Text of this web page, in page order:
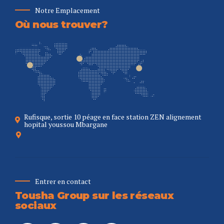
Notre Emplacement
Où nous trouver?
Rufisque, sortie 10 péage en face station ZEN alignement
hopital youssou Mbargane
Entrer en contact
Tousha Group sur les réseaux
sociaux